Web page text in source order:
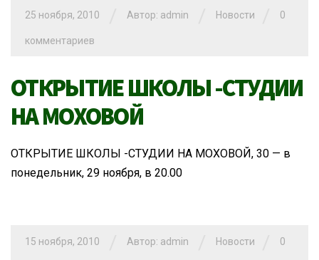
25 ноября, 2010 Автор: admin Новости 0
комментариев
ОТКРЫТИЕ ШКОЛЫ -СТУДИИ
НА МОХОВОЙ
ОТКРЫТИЕ ШКОЛЫ -СТУДИИ НА МОХОВОЙ, 30 — в
понедельник, 29 ноября, в 20.00
15 ноября, 2010 Автор: admin Новости 0